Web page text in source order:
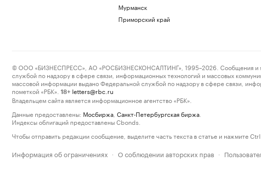
Мурманск
Приморский край
© ООО «БИЗНЕСПРЕСС», АО «РОСБИЗНЕСКОНСАЛТИНГ», 1995–2026. Сообщения и
службой по надзору в сфере связи, информационных технологий и массовых
массовой информации выдано Федеральной службой по надзору в сфере связи,
пометкой «РБК».
18+ letters@rbc.ru
Владельцем сайта является информационное агентство «РБК».
Данные предоставлены: Мосбиржа Санкт-Петербургская биржа
Индексы облигаций предоставлены Cbonds.
Чтобы отправить редакции сообщение, выделите часть текста в статье и нажмите
Информация об ограничениях · О соблюдении авторских прав ·